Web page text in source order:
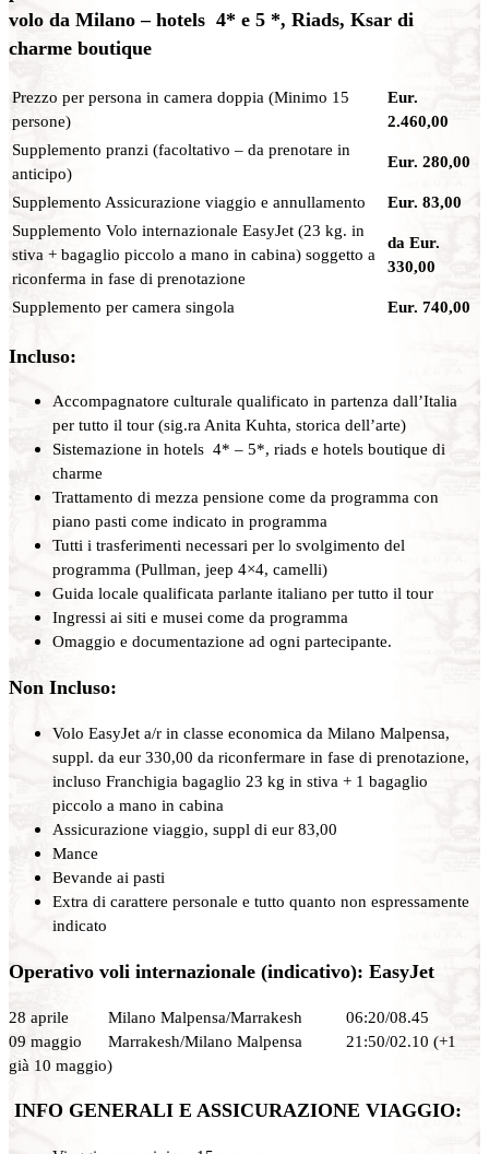
volo da Milano – hotels 4* e 5 *, Riads, Ksar di
charme boutique
Prezzo per persona in camera doppia (Minimo 15
persone)
Eur.
2.460,00
Supplemento pranzi (facoltativo – da prenotare in
anticipo)
Eur. 280,00
Supplemento Assicurazione viaggio e annullamento
Eur. 83,00
Supplemento Volo internazionale EasyJet (23 kg. in
stiva + bagaglio piccolo a mano in cabina) soggetto a
riconferma in fase di prenotazione
da Eur.
330,00
Supplemento per camera singola Eur. 740,00
Incluso:
Accompagnatore culturale qualificato in partenza dall’Italia
per tutto il tour (sig.ra Anita Kuhta, storica dell’arte)
Sistemazione in hotels 4* – 5*, riads e hotels boutique di
charme
Trattamento di mezza pensione come da programma con
piano pasti come indicato in programma
Tutti i trasferimenti necessari per lo svolgimento del
programma (Pullman, jeep 4×4, camelli)
Guida locale qualificata parlante italiano per tutto il tour
Ingressi ai siti e musei come da programma
Omaggio e documentazione ad ogni partecipante.
Non Incluso:
Volo EasyJet a/r in classe economica da Milano Malpensa,
suppl. da eur 330,00 da riconfermare in fase di prenotazione,
incluso Franchigia bagaglio 23 kg in stiva + 1 bagaglio
piccolo a mano in cabina
Assicurazione viaggio, suppl di eur 83,00
Mance
Bevande ai pasti
Extra di carattere personale e tutto quanto non espressamente
indicato
Operativo voli internazionale (indicativo): EasyJet
28 aprile Milano Malpensa/Marrakesh 06:20/08.45
09 maggio Marrakesh/Milano Malpensa 21:50/02.10 (+1
già 10 maggio)
INFO GENERALI E ASSICURAZIONE VIAGGIO: